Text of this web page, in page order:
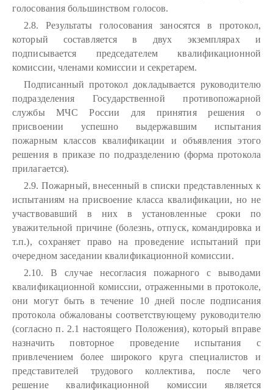
голосования большинством голосов.
2.8. Результаты голосования заносятся в протокол,
который составляется в двух экземплярах и
подписывается председателем квалификационной
комиссии, членами комиссии и секретарем.
Подписанный протокол докладывается руководителю
подразделения Государственной противопожарной
службы МЧС России для принятия решения о
присвоении успешно выдержавшим испытания
пожарным классов квалификации и объявления этого
решения в приказе по подразделению (форма протокола
прилагается).
2.9. Пожарный, внесенный в списки представленных к
испытаниям на присвоение класса квалификации, но не
участвовавший в них в установленные сроки по
уважительной причине (болезнь, отпуск, командировка и
т.п.), сохраняет право на проведение испытаний при
очередном заседании квалификационной комиссии.
2.10. В случае несогласия пожарного с выводами
квалификационной комиссии, отраженными в протоколе,
они могут быть в течение 10 дней после подписания
протокола обжалованы соответствующему руководителю
(согласно п. 2.1 настоящего Положения), который вправе
назначить повторное проведение испытания с
привлечением более широкого круга специалистов и
представителей трудового коллектива, после чего
решение квалификационной комиссии является